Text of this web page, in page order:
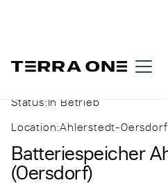
Status:In Betrieb
Location:Ahlerstedt-Oersdorf
Batteriespeicher
(Oersdorf)